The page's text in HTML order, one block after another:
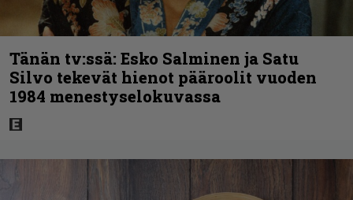
Tänän tv:ssä: Esko Salminen ja Satu
Silvo tekevät hienot pääroolit vuoden
1984 menestyselokuvassa